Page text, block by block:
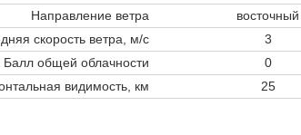
Направление ветра
восточный
скорость ветра, м/с
3
Балл общей облачности
0
видимость, км
25